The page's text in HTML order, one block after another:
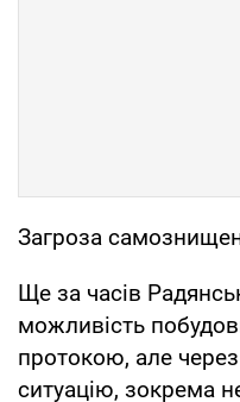
Загроза
Ще за часів
можливість
протокою, але
ситуацію, зокрема